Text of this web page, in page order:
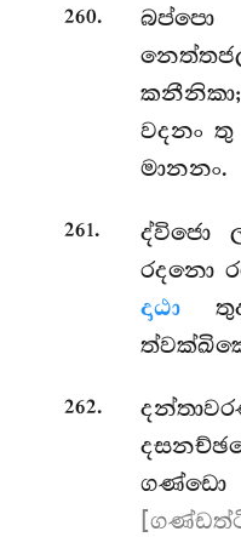
260.
කනීනිකා;
වදනං
මානනං.
261.
ද්විජො
රදනො
දාඨා
262.